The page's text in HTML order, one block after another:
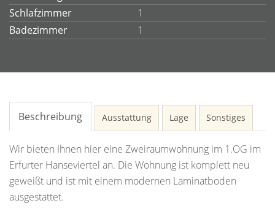
Schlafzimmer
1
Badezimmer
1
Beschreibung Ausstattung Lage Sonstiges
Wir bieten Ihnen hier eine Zweiraumwohnung im 1.OG im
Erfurter Hanseviertel an. Die Wohnung ist komplett neu
geweißt und ist mit einem modernen Laminatboden
ausgestattet.